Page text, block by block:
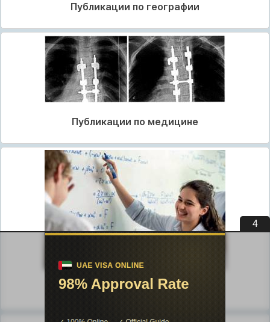
Публикации по географии
Публикации по медицине
Публикации по педагогике
3